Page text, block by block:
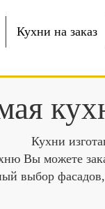
Кухни на заказ
Кухни
Вы можете
выбор